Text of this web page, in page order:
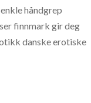
håndgrep
finnmark gir deg
danske erotiske